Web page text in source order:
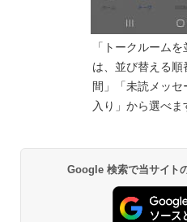
「トークルーム
は、並び替える順
間」「未読メッ
入り」から選べま
Google 検索で当サイト